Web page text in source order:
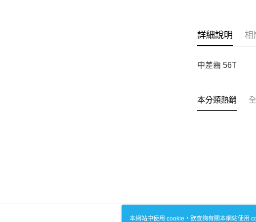
詳細說明 相
中差齒 56T
本分類熱銷
本網站中使用 cookie，欲查詢有關本網站使用